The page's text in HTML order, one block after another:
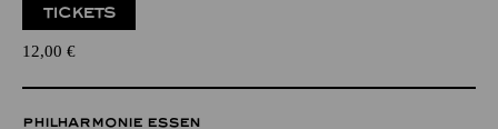
TICKETS
12,00 €
PHILHARMONIE ESSEN